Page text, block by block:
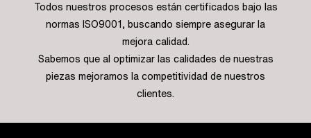
Todos nuestros procesos están certificados bajo las
normas ISO9001, buscando siempre asegurar la
mejora calidad.
Sabemos que al optimizar las calidades de nuestras
piezas mejoramos la competitividad de nuestros
clientes.